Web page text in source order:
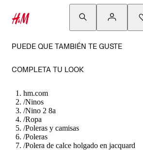
PUEDE QUE TAMBIÉN TE GUSTE
COMPLETA TU LOOK
hm.com
/Ninos
/Nino 2 8a
/Ropa
/Poleras y camisas
/Poleras
/Polera de calce holgado en jacquard